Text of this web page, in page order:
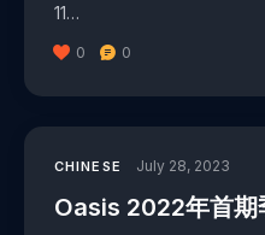
11…
0 0
CHINESE July 28, 2023
Oasis 2022年首期